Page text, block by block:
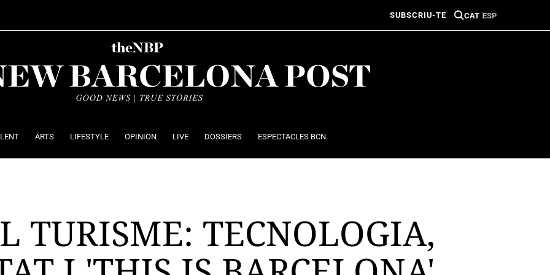
SUBSCRIU-TE CAT ESP
ARTS LIFESTYLE OPINION LIVE DOSSIERS ESPECTACLES BCN
TURISME: TECNOLOGIA,